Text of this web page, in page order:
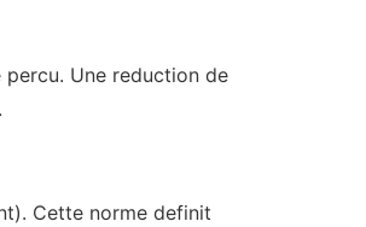
Une reduction de
Cette norme definit